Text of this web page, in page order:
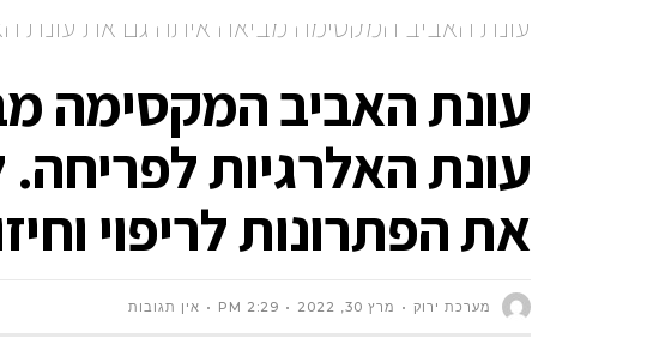
עונת האביב המקסימה מביאה איתה גם את עונת
הסינית יש את הפתרונות לריפוי וחיזוק הגוף
עונת האביב המקסימה
עונת האלרגיות
את הפתרונות לריפוי
מערכת ירוק מרץ 30, 2022 2:29 PM אין תגובות